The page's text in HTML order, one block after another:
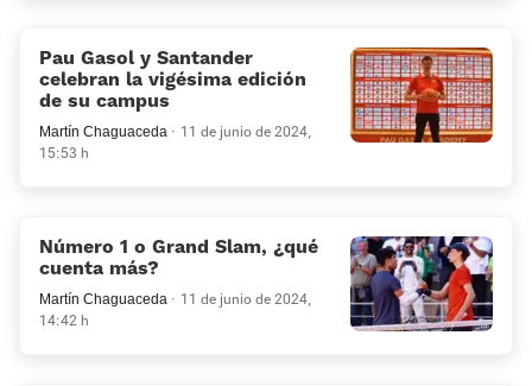
Pau Gasol y Santander
celebran la vigésima edición
de su campus
Martín Chaguaceda
11 de junio de 2024,
15:53 h
Número 1 o Grand Slam, ¿qué
cuenta más?
Martín Chaguaceda
11 de junio de 2024,
14:42 h